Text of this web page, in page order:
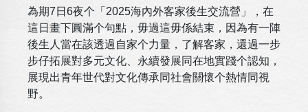
為期7日6夜个「2025海內外客家後生交流營」，在
這日畫下圓滿个句點，毋過這毋係結束，因為有一陣
後生人當在該透過自家个力量，了解客家，還過一步
步仔拓展對多元文化、永續發展同在地實踐个認知，
展現出青年世代對文化傳承同社會關懷个熱情同視
野。